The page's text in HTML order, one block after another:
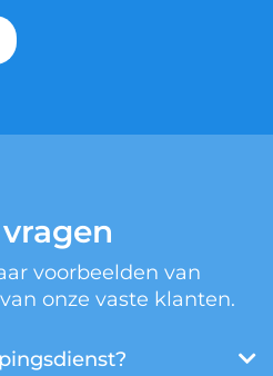
voorbeelden van
onze vaste klanten.